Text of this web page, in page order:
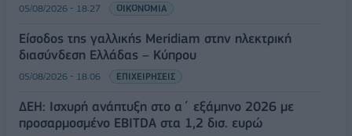
05/08/2026 - 18:27 ΟΙΚΟΝΟΜΙΑ
Είσοδος της γαλλικής Meridiam στην ηλεκτρική
διασύνδεση Ελλάδας – Κύπρου
05/08/2026 - 18:06 ΕΠΙΧΕΙΡΗΣΕΙΣ
ΔΕΗ: Ισχυρή ανάπτυξη στο α΄ εξάμηνο 2026 με
προσαρμοσμένο EBITDA στα 1,2 δισ. ευρώ